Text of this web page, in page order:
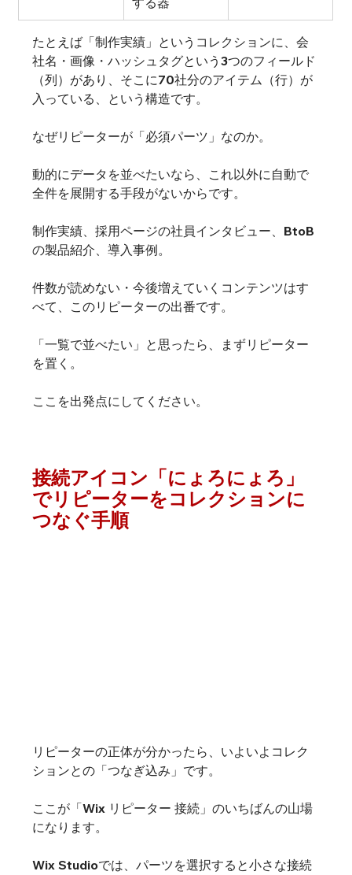
たとえば「制作実績」というコレクションに、会
社名・画像・ハッシュタグという3つのフィールド
（列）があり、そこに70社分のアイテム（行）が
入っている、という構造です。
なぜリピーターが「必須パーツ」なのか。
動的にデータを並べたいなら、これ以外に自動で
全件を展開する手段がないからです。
制作実績、採用ページの社員インタビュー、BtoB
の製品紹介、導入事例。
件数が読めない・今後増えていくコンテンツはす
べて、このリピーターの出番です。
「一覧で並べたい」と思ったら、まずリピーター
を置く。
ここを出発点にしてください。
接続アイコン「にょろにょろ」
でリピーターをコレクションに
つなぐ手順
リピーターの正体が分かったら、いよいよコレク
ションとの「つなぎ込み」です。
ここが「Wix リピーター 接続」のいちばんの山場
になります。
Wix Studioでは、パーツを選択すると小さな接続